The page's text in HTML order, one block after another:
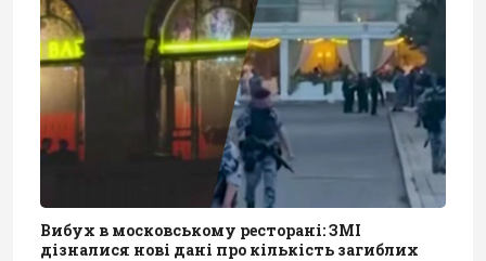
Вибух в московському ресторані: ЗМІ
дізналися нові дані про кількість загиблих